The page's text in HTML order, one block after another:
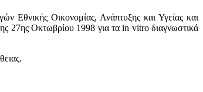
Οικονομίας, Ανάπτυξης και Υγείας και
27ης Οκτωβρίου 1998 για τα in vitro διαγνωστικά